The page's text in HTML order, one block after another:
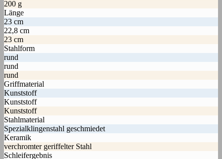
200 g
Länge
23 cm
22,8 cm
23 cm
Stahlform
rund
rund
rund
Griffmaterial
Kunststoff
Kunststoff
Kunststoff
Stahlmaterial
Spezialklingenstahl geschmiedet
Keramik
verchromter geriffelter Stahl
Schleifergebnis